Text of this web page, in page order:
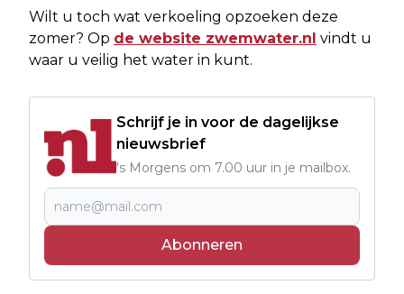
Wilt u toch wat verkoeling opzoeken deze
zomer? Op de website zwemwater.nl vindt u
waar u veilig het water in kunt.
Schrijf je in voor de dagelijkse
nieuwsbrief
's Morgens om 7.00 uur in je mailbox.
Abonneren